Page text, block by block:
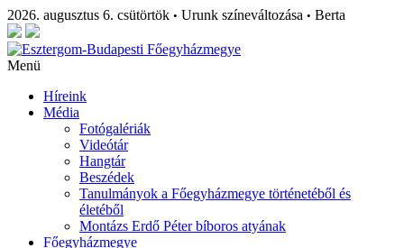
2026. augusztus 6. csütörtök • Urunk színeváltozása • Berta
Menü
Híreink
Média
Fotógalériák
Videótár
Hangtár
Beszédek
Tanulmányok a Főegyházmegye történetéből és
életéből
Montázs Erdő Péter bíboros atyának
Főegyházmegye